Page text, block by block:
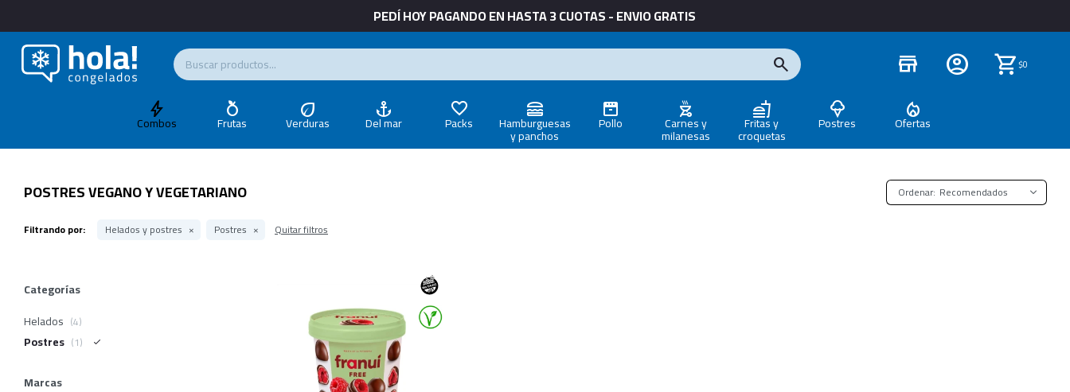
PEDÍ HOY PAGANDO EN HASTA 3 CUOTAS - ENVIO GRATIS
store $0
Combos Frutas Verduras Del mar Packs Hamburguesas
y panchos
Pollo Carnes y
milanesas
Fritas y
croquetas
Postres Ofertas
POSTRES VEGANO Y VEGETARIANO Recomendados
Filtrando por: Helados y postres Postres Quitar filtros
Categorías
Helados (4)
Postres (1)
Marcas